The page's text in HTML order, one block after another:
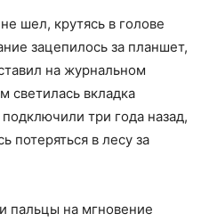
шел, крутясь в голове
зацепилось за планшет,
на журнальном
светилась вкладка
три года назад,
потеряться в лесу за
пальцы на мгновение